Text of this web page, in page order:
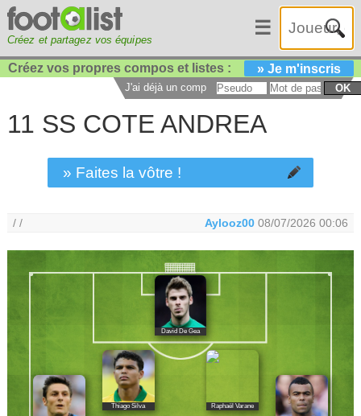
Créez et partagez vos équipes
☰
Créez vos propres compos et listes : » Je m'inscris
J'ai déjà un compte : OK
11 SS COTE ANDREA
» Faites la vôtre !
/ / Aylooz00 08/07/2026 00:06
David De Gea
Thiago Silva Raphaël Varane